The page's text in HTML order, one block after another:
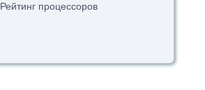
Рейтинг процессоров